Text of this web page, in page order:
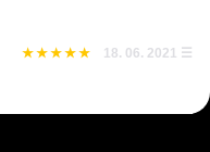
18. 06. 2021 ☰